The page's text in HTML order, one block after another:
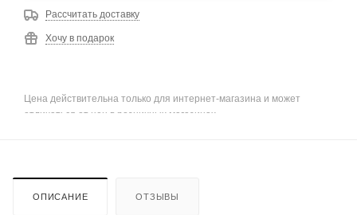
Рассчитать доставку
Хочу в подарок
Цена действительна только для интернет-магазина и может
отличаться от цен в розничных магазинах
ОПИСАНИЕ ОТЗЫВЫ